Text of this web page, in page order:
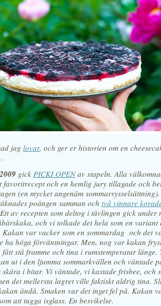
jag lovar, och ger er historien om en
gick PICKI OPENav stapeln. Alla
favoritrecept och en hemlig jury tillagade och
(en mycket angenäm sommarsysselsättning)
poängen samman och två vinnare
av recepten som deltog i tävlingen gick under
och vi tolkade det hela som en variant
Kakan var vacker som en sommardag och det
ha höga förväntningar. Men, nog var kakan
fått stå framme och tina i rumstemperatur
ut i den ljumma sommarkvällen och väntade
skära i bitar. Vi väntade, vi kastade frisbee, och
det mellersta lagret ville faktiskt aldrig tina.
ändå. Smaken var det inget fel på. Kakan
att tugga isglass. En besvikelse.